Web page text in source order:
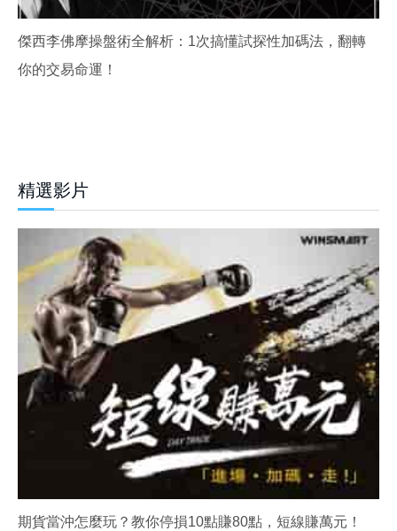
傑西李佛摩操盤術全解析：1次搞懂試探性加碼法，翻轉
你的交易命運！
精選影片
期貨當沖怎麼玩？教你停損10點賺80點，短線賺萬元！